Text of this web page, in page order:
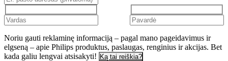
Noriu gauti reklaminę informaciją – pagal mano pageidavimus ir
elgseną – apie Philips produktus, paslaugas, renginius ir akcijas. Bet
kada galiu lengvai atsisakyti! Ką tai reiškia?